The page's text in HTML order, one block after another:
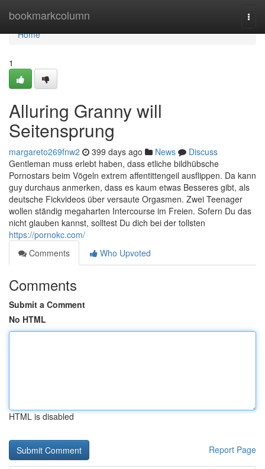
bookmarkcolumn
Home
Home
1
Alluring Granny will
Seitensprung
margareto269fnw2 399 days ago News
Discuss
Gentleman muss erlebt haben, dass etliche bildhübsche
Pornostars beim Vögeln extrem affentittengeil ausflippen. Da kann
guy durchaus anmerken, dass es kaum etwas Besseres gibt, als
deutsche Fickvideos über versaute Orgasmen. Zwei Teenager
wollen ständig megaharten Intercourse im Freien. Sofern Du das
nicht glauben kannst, solltest Du dich bei der tollsten
https://pornokc.com/
Comments
Who Upvoted
Comments
Submit a Comment
No HTML
HTML is disabled
Report Page